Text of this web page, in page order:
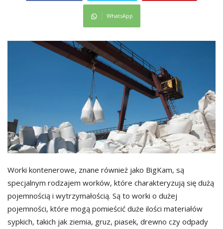
WhatsApp
Worki kontenerowe, znane również jako BigKam, są
specjalnym rodzajem worków, które charakteryzują się dużą
pojemnością i wytrzymałością. Są to worki o dużej
pojemności, które mogą pomieścić duże ilości materiałów
sypkich, takich jak ziemia, gruz, piasek, drewno czy odpady